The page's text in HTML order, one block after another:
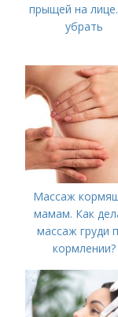
прыщей на
убрать
Массаж
мамам. Как
массаж груди
кормлении?